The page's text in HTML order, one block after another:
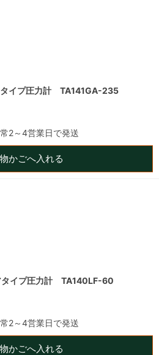
イプ圧力計 TA141GA-235
2～4営業日で発送
かごへ入れる
タイプ圧力計 TA140LF-60
2～4営業日で発送
かごへ入れる